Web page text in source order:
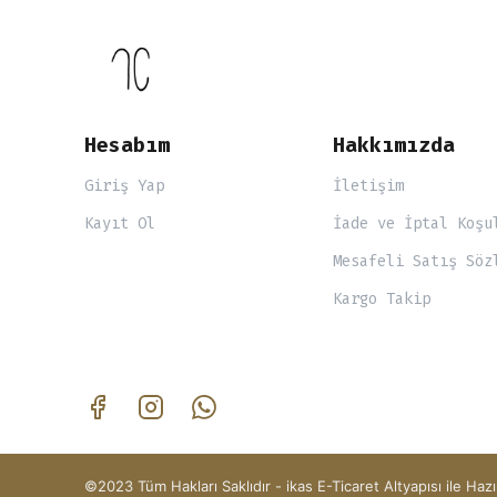
Hesabım
Giriş Yap
Kayıt Ol
Hakkımızda
İletişim
İade ve İptal
Mesafeli Satış
Kargo Takip
©2023 Tüm Hakları Saklıdır - ikas E-Ticaret Altyapısı ile